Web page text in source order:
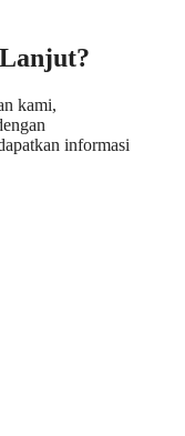
kami,
informasi